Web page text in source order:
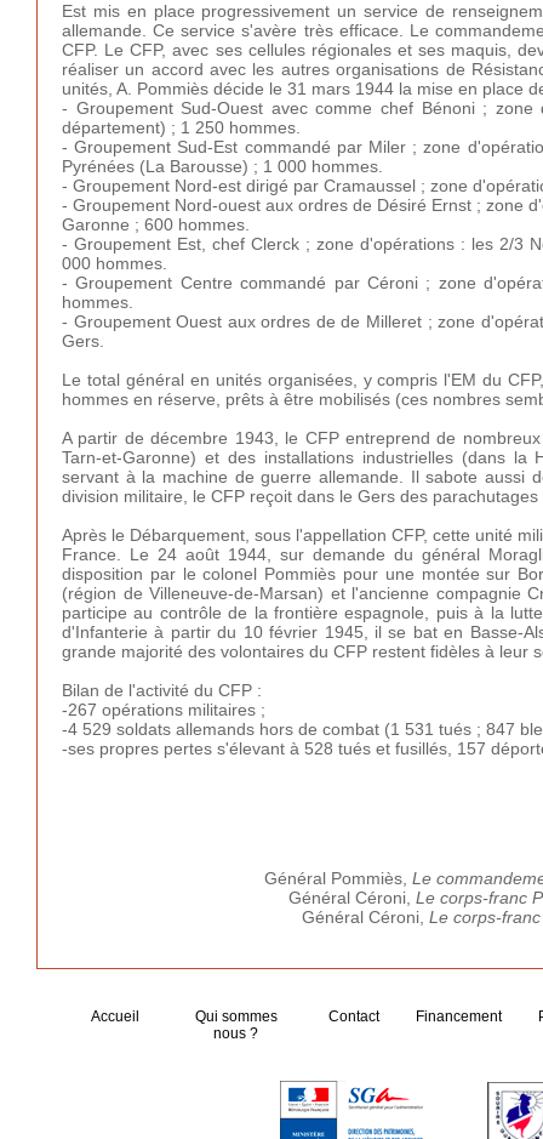
Est mis en place progressivement un service de
allemande. Ce service s'avère très efficace. Le
CFP. Le CFP, avec ses cellules régionales et ses maquis,
réaliser un accord avec les autres organisations de
unités, A. Pommiès décide le 31 mars 1944 la mise en place
- Groupement Sud-Ouest avec comme chef Bénoni ;
département) ; 1 250 hommes.
- Groupement Sud-Est commandé par Miler ; zone
Pyrénées (La Barousse) ; 1 000 hommes.
- Groupement Nord-est dirigé par Cramaussel ; zone
- Groupement Nord-ouest aux ordres de Désiré Ernst ; zone
Garonne ; 600 hommes.
- Groupement Est, chef Clerck ; zone d'opérations : les 2/3
000 hommes.
- Groupement Centre commandé par Céroni ; zone
hommes.
- Groupement Ouest aux ordres de de Milleret ; zone
Gers.
Le total général en unités organisées, y compris l'EM du
hommes en réserve, prêts à être mobilisés (ces nombres
A partir de décembre 1943, le CFP entreprend de
Tarn-et-Garonne) et des installations industrielles (dans la
servant à la machine de guerre allemande. Il sabote aussi
division militaire, le CFP reçoit dans le Gers des
Après le Débarquement, sous l'appellation CFP, cette unité
France. Le 24 août 1944, sur demande du général
disposition par le colonel Pommiès pour une montée sur
(région de Villeneuve-de-Marsan) et l'ancienne compagnie
participe au contrôle de la frontière espagnole, puis à la
d'Infanterie à partir du 10 février 1945, il se bat en Basse-
grande majorité des volontaires du CFP restent fidèles à
Bilan de l'activité du CFP :
-267 opérations militaires ;
-4 529 soldats allemands hors de combat (1 531 tués ; 847
-ses propres pertes s'élevant à 528 tués et fusillés, 157
Général Pommiès, Le
Général Céroni, Le corps-franc
Général Céroni, Le corps-
Accueil
Qui sommes
nous ?
Contact Financement